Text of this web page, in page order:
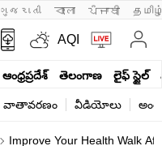
ગુજરાતી বাংলা ਪੰਜਾਬੀ
AQI
ఆంధ్రప్రదేశ్ తెలంగాణ లైఫ్ స్టైల్
వాతావరణం వీడియోలు
Improve Your Health Walk